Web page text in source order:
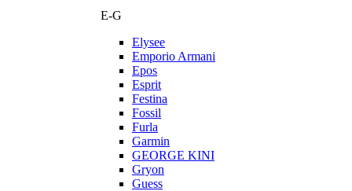
E-G
Elysee
Emporio Armani
Epos
Esprit
Festina
Fossil
Furla
Garmin
GEORGE KINI
Gryon
Guess